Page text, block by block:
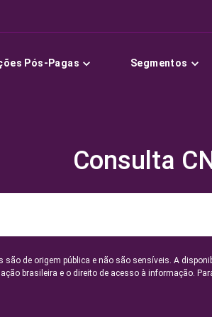
Pós-Pagas Segmentos
Consulta
são de origem pública e não são sensíveis. A
brasileira e o direito de acesso à informação.